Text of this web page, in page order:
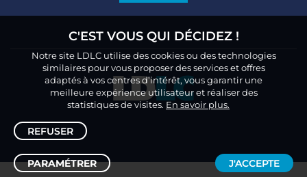
C'EST VOUS QUI DÉCIDEZ !
Notre site LDLC utilise des cookies ou des technologies
similaires pour vous proposer des services et offres
adaptés à vos centres d’intérêt, vous garantir une
meilleure expérience utilisateur et réaliser des
statistiques de visites. En savoir plus.
REFUSER
PARAMÉTRER J'ACCEPTE